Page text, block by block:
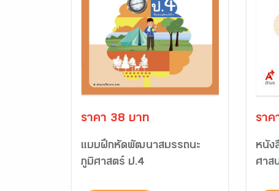
ราคา 38 บาท
แบบฝึกหัดพัฒนาสมรรถนะ
ภูมิศาสตร์ ป.4
ราค
หนัง
ศาส